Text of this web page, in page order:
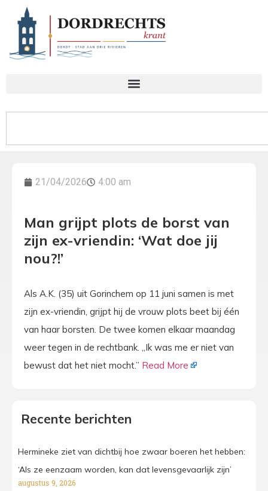
21/04/2026 4:00 am
Man grijpt plots de borst van
zijn ex-vriendin: ‘Wat doe jij
nou?!’
Als A.K. (35) uit Gorinchem op 11 juni samen is met
zijn ex-vriendin, grijpt hij de vrouw plots beet bij één
van haar borsten. De twee komen elkaar maandag
weer tegen in de rechtbank. „Ik was me er niet van
bewust dat het niet mocht.’’ Read More
Recente berichten
Hermineke ziet van dichtbij hoe zwaar boeren het hebben:
‘Als ze eenzaam worden, kan dat levensgevaarlijk zijn’
augustus 9, 2026